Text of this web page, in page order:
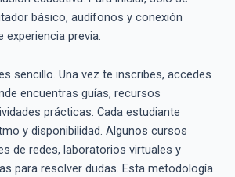
básico, audífonos y conexión
previa.
sencillo. Una vez te inscribes, accedes
encuentras guías, recursos
prácticas. Cada estudiante
y disponibilidad. Algunos cursos
de redes, laboratorios virtuales y
para resolver dudas. Esta metodología